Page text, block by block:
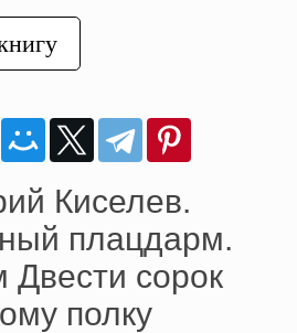
Киселев.
плацдарм.
Двести сорок
полку